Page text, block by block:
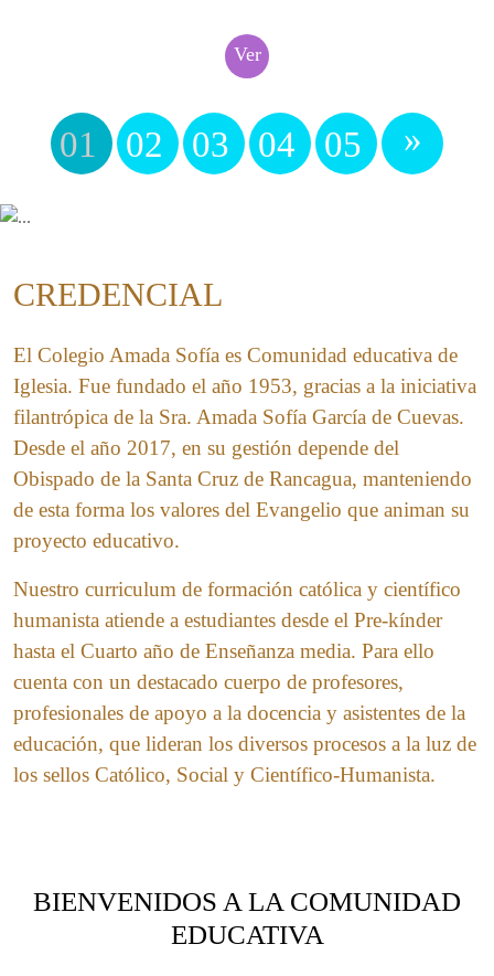
Ver
01 02 03 04 05 »
CREDENCIAL
El Colegio Amada Sofía es Comunidad educativa de
Iglesia. Fue fundado el año 1953, gracias a la iniciativa
filantrópica de la Sra. Amada Sofía García de Cuevas.
Desde el año 2017, en su gestión depende del
Obispado de la Santa Cruz de Rancagua, manteniendo
de esta forma los valores del Evangelio que animan su
proyecto educativo.
Nuestro curriculum de formación católica y científico
humanista atiende a estudiantes desde el Pre-kínder
hasta el Cuarto año de Enseñanza media. Para ello
cuenta con un destacado cuerpo de profesores,
profesionales de apoyo a la docencia y asistentes de la
educación, que lideran los diversos procesos a la luz de
los sellos Católico, Social y Científico-Humanista.
BIENVENIDOS A LA COMUNIDAD
EDUCATIVA